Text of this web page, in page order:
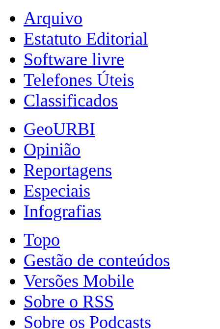
Arquivo
Estatuto Editorial
Software livre
Telefones Úteis
Classificados
GeoURBI
Opinião
Reportagens
Especiais
Infografias
Topo
Gestão de conteúdos
Versões Mobile
Sobre o RSS
Sobre os Podcasts